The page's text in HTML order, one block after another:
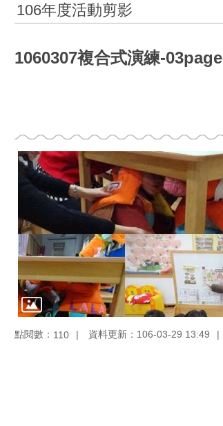
106年度活動剪影
1060307複合式演練-03page
點閱數： 110 資料更新：106-03-29 13:49